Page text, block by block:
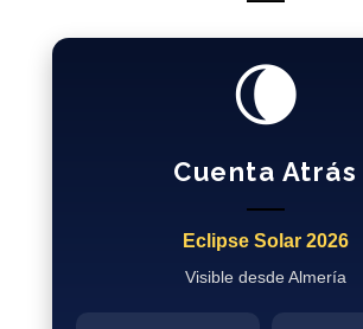
🌘
Cuenta Atrás
Eclipse Solar 2026
Visible desde Almería